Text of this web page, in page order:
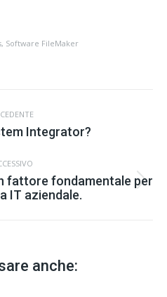
, Software FileMaker
Stile
dell'anteprima:
Integrator?
Numero
di
fattore fondamentale per
IT aziendale.
anche: